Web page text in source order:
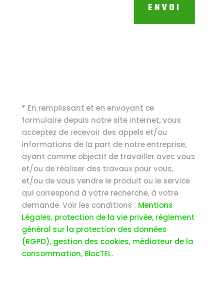
ENVOI
* En remplissant et en envoyant ce
formulaire depuis notre site internet, vous
acceptez de recevoir des appels et/ou
informations de la part de notre entreprise,
ayant comme objectif de travailler avec vous
et/ou de réaliser des travaux pour vous,
et/ou de vous vendre le produit ou le service
qui correspond à votre recherche, à votre
demande. Voir les conditions : Mentions
Légales, protection de la vie privée, règlement
général sur la protection des données
(RGPD), gestion des cookies, médiateur de la
consommation, BlocTEL.